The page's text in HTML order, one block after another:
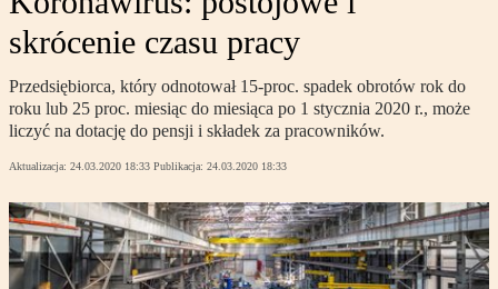
skrócenie czasu pracy
Przedsiębiorca, który odnotował 15-proc. spadek obrotów rok do
roku lub 25 proc. miesiąc do miesiąca po 1 stycznia 2020 r., może
liczyć na dotację do pensji i składek za pracowników.
Aktualizacja: 24.03.2020 18:33 Publikacja: 24.03.2020 18:33